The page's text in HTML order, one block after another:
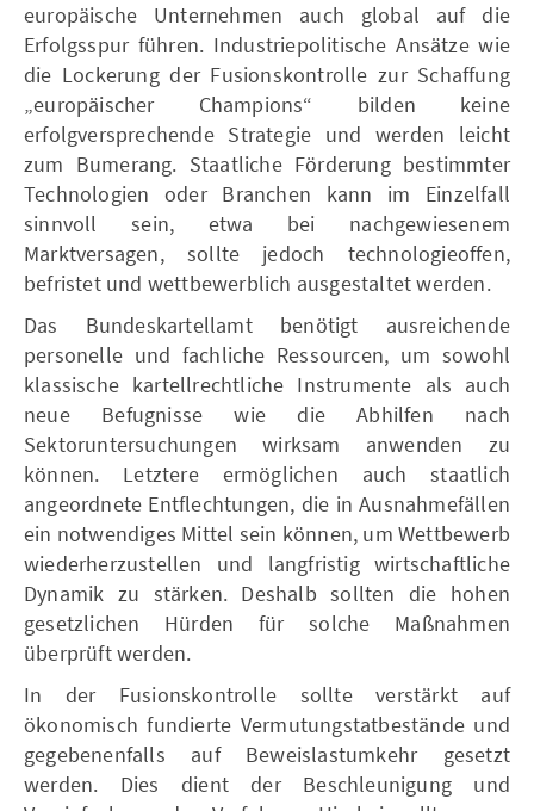
europäische Unternehmen auch global auf die
Erfolgsspur führen. Industriepolitische Ansätze wie
die Lockerung der Fusionskontrolle zur Schaffung
„europäischer Champions“ bilden keine
erfolgversprechende Strategie und werden leicht
zum Bumerang. Staatliche Förderung bestimmter
Technologien oder Branchen kann im Einzelfall
sinnvoll sein, etwa bei nachgewiesenem
Marktversagen, sollte jedoch technologieoffen,
befristet und wettbewerblich ausgestaltet werden.
Das Bundeskartellamt benötigt ausreichende
personelle und fachliche Ressourcen, um sowohl
klassische kartellrechtliche Instrumente als auch
neue Befugnisse wie die Abhilfen nach
Sektoruntersuchungen wirksam anwenden zu
können. Letztere ermöglichen auch staatlich
angeordnete Entflechtungen, die in Ausnahmefällen
ein notwendiges Mittel sein können, um Wettbewerb
wiederherzustellen und langfristig wirtschaftliche
Dynamik zu stärken. Deshalb sollten die hohen
gesetzlichen Hürden für solche Maßnahmen
überprüft werden.
In der Fusionskontrolle sollte verstärkt auf
ökonomisch fundierte Vermutungstatbestände und
gegebenenfalls auf Beweislastumkehr gesetzt
werden. Dies dient der Beschleunigung und